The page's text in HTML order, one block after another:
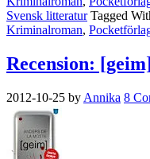
Svensk litteratur Tagged
Kriminalroman,
Recension:
2012-10-25 by Annika 8